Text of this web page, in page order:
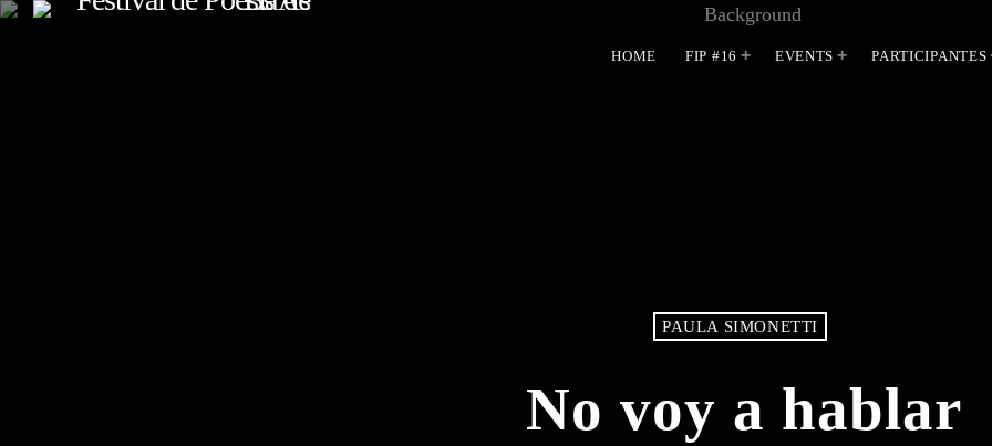
HOME FIP #16 EVENTS PARTICIPANTES
PAULA SIMONETTI
No voy a hablar